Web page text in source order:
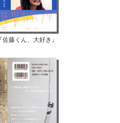
藤くん、大好き』